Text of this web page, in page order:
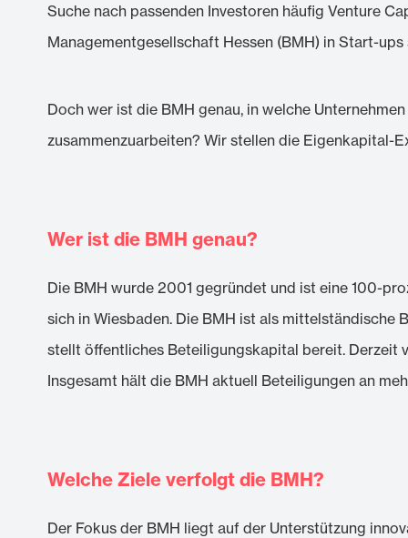
Suche nach passenden Investoren häufig Venture
Managementgesellschaft Hessen (BMH) in Start-
Doch wer ist die BMH genau, in welche
zusammenzuarbeiten? Wir stellen die Eigenkapital-
Wer ist die BMH genau?
Die BMH wurde 2001 gegründet und ist eine 100-
sich in Wiesbaden. Die BMH ist als
stellt öffentliches Beteiligungskapital bereit. Derzeit
Insgesamt hält die BMH aktuell Beteiligungen an
Welche Ziele verfolgt die BMH?
Der Fokus der BMH liegt auf der Unterstützung